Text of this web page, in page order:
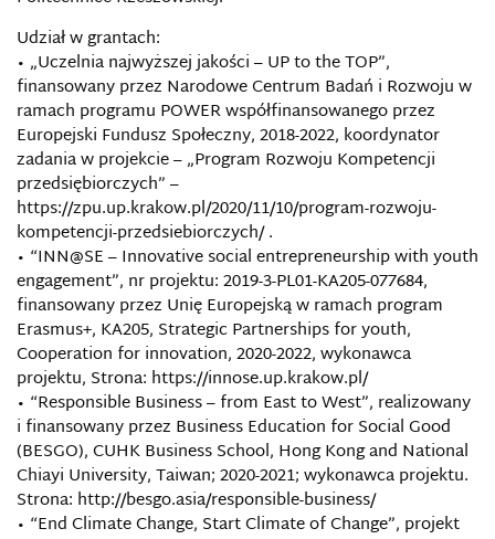
Udział w grantach:
• „Uczelnia najwyższej jakości – UP to the TOP”,
finansowany przez Narodowe Centrum Badań i Rozwoju w
ramach programu POWER współfinansowanego przez
Europejski Fundusz Społeczny, 2018-2022, koordynator
zadania w projekcie – „Program Rozwoju Kompetencji
przedsiębiorczych” –
https://zpu.up.krakow.pl/2020/11/10/program-rozwoju-
kompetencji-przedsiebiorczych/ .
• “INN@SE – Innovative social entrepreneurship with youth
engagement”, nr projektu: 2019-3-PL01-KA205-077684,
finansowany przez Unię Europejską w ramach program
Erasmus+, KA205, Strategic Partnerships for youth,
Cooperation for innovation, 2020-2022, wykonawca
projektu, Strona: https://innose.up.krakow.pl/
• “Responsible Business – from East to West”, realizowany
i finansowany przez Business Education for Social Good
(BESGO), CUHK Business School, Hong Kong and National
Chiayi University, Taiwan; 2020-2021; wykonawca projektu.
Strona: http://besgo.asia/responsible-business/
• “End Climate Change, Start Climate of Change”, projekt